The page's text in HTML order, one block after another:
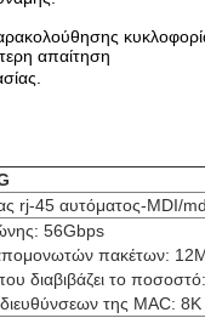
απαίτηση
rj-45 αυτόματος-MDI/
56Gbps
πακέτων:
διαβιβάζει το
της MAC: 8K